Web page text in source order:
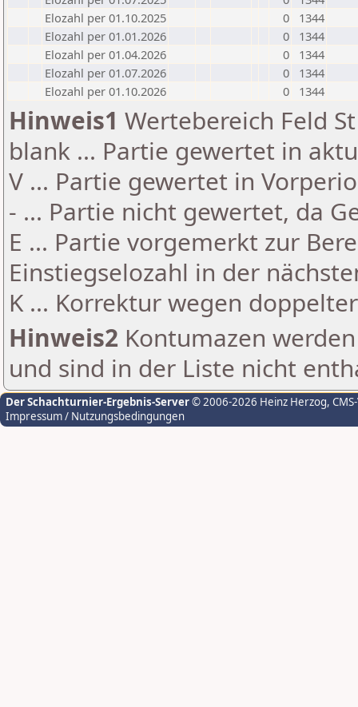
Elozahl per 01.10.2025
0
1344
Elozahl per 01.01.2026
0
1344
Elozahl per 01.04.2026
0
1344
Elozahl per 01.07.2026
0
1344
Elozahl per 01.10.2026
0 1344
Hinweis1 Wertebereich Feld
blank ... Partie gewertet in
V ... Partie gewertet in
- ... Partie nicht gewertet, da
E ... Partie vorgemerkt zur
Einstiegselozahl in der
K ... Korrektur wegen
Hinweis2 Kontumazen
und sind in der Liste nicht
Der Schachturnier-Ergebnis-Server© 2006-2026 Heinz Herzog,
Impressum / Nutzungsbedingungen